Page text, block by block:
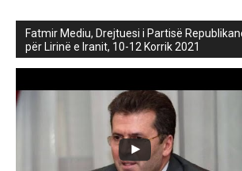
Fatmir Mediu, Drejtuesi i Partisë
për Lirinë e Iranit, 10-12 Korrik 2021